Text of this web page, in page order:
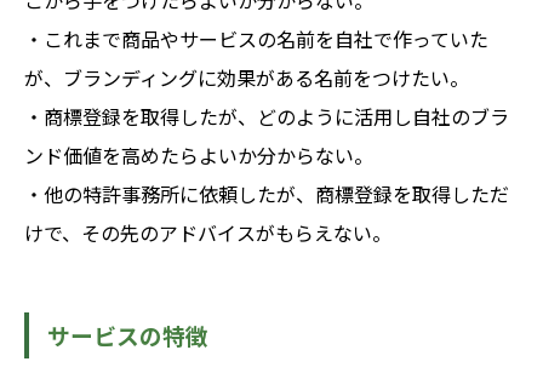
・これまで商品やサービスの名前を自社で作っていた
が、ブランディングに効果がある名前をつけたい。
・商標登録を取得したが、どのように活用し自社のブラ
ンド価値を高めたらよいか分からない。
・他の特許事務所に依頼したが、商標登録を取得しただ
けで、その先のアドバイスがもらえない。
サービスの特徴